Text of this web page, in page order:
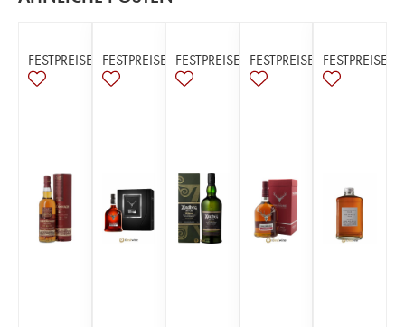
FESTPREISE FESTPREISE FESTPREISE FESTPREISE FESTPREISE